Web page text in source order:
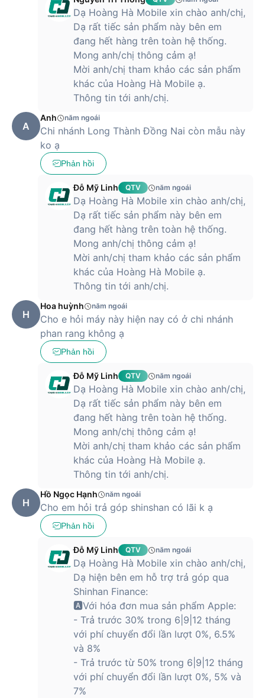
Laptop Dell Inspiron 14 5430 (N4I5497W1) - Chính hãng có
Hiện tại, chiếc laptop này đang được mở bán tại Hoàng Hà
Mobile với mức giá tham khảo khoảng 21,590,000 VND. Đây
và sở hữu nhiều tính năng hữu ích. Sản phẩm chính là người
trợ lý lý tưởng cho mọi công việc và giải trí của dân văn
Mua laptop Dell Inspiron 14 5430 (N4I5497W1) chính hãng
giá rẻ tại Hoàng Hà Mobile
Laptop Dell Inspiron 14 5430 (N4I5497W1) hiện đã có mặt
Hoàng Hà Mobilevới mức giá vô cùng ưu đãi. Sản phẩm
có thời hạn bảo hành 12 tháng và nhiều chương trình khuyến
mãi hấp dẫn cho khách mua hàng.
Dạ Hoàng Hà Mobile xin chào anh/chị,
Dạ rất tiếc sản phẩm này bên em
đang hết hàng trên toàn hệ thống.
Mong anh/chị thông cảm ạ!
Mời anh/chị tham khảo các sản phẩm
khác của Hoàng Hà Mobile ạ.
Thông tin tới anh/chị.
A
Anh năm ngoái
Chi nhánh Long Thành Đồng Nai còn mẫu này
ko ạ
Phản hồi
Đỗ Mỹ Linh QTV năm ngoái
Dạ Hoàng Hà Mobile xin chào anh/chị,
Dạ rất tiếc sản phẩm này bên em
đang hết hàng trên toàn hệ thống.
Mong anh/chị thông cảm ạ!
Mời anh/chị tham khảo các sản phẩm
khác của Hoàng Hà Mobile ạ.
Thông tin tới anh/chị.
H
Hoa huỳnh năm ngoái
Cho e hỏi máy này hiện nay có ở chi nhánh
phan rang không ạ
Phản hồi
Đỗ Mỹ Linh QTV năm ngoái
Dạ Hoàng Hà Mobile xin chào anh/chị,
Dạ rất tiếc sản phẩm này bên em
đang hết hàng trên toàn hệ thống.
Mong anh/chị thông cảm ạ!
Mời anh/chị tham khảo các sản phẩm
khác của Hoàng Hà Mobile ạ.
Thông tin tới anh/chị.
H
Hồ Ngọc Hạnh năm ngoái
Cho em hỏi trả góp shinshan có lãi k ạ
Phản hồi
Đỗ Mỹ Linh QTV năm ngoái
Dạ Hoàng Hà Mobile xin chào anh/chị,
Dạ hiện bên em hỗ trợ trả góp qua
Shinhan Finance:
🅰Với hóa đơn mua sản phẩm Apple:
- Trả trước 30% trong 6|9|12 tháng
với phí chuyển đổi lần lượt 0%, 6.5%
và 8%
- Trả trước từ 50% trong 6|9|12 tháng
với phí chuyển đổi lần lượt 0%, 5% và
7%